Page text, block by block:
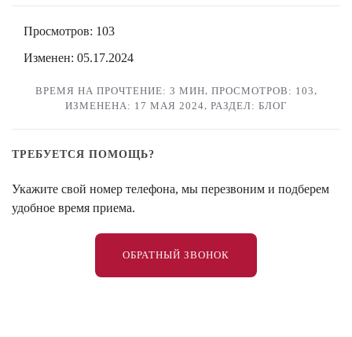
Просмотров: 103
Изменен: 05.17.2024
ВРЕМЯ НА ПРОЧТЕНИЕ: 3 МИН, ПРОСМОТРОВ: 103 ,
ИЗМЕНЕНА: 17 МАЯ 2024, РАЗДЕЛ: БЛОГ
ТРЕБУЕТСЯ ПОМОЩЬ?
Укажите свой номер телефона, мы перезвоним и подберем
удобное время приема.
ОБРАТНЫЙ ЗВОНОК